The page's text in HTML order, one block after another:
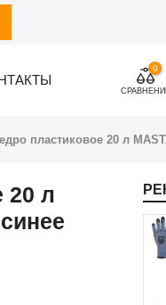
0
пластиковое 20 л
20 л